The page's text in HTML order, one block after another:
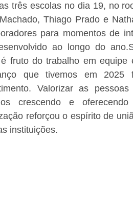
três escolas no dia 19, no
Thiago Prado e
para momentos de
ao longo do
fruto do trabalho em
que tivemos em
Valorizar as
crescendo e
reforçou o espírito de
instituições.